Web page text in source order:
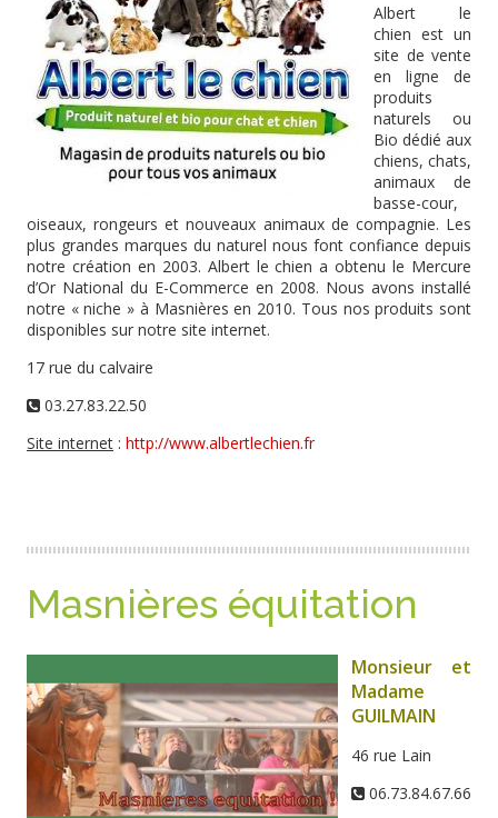
Albert le
chien est un
site de vente
en ligne de
produits
naturels ou
Bio dédié aux
chiens, chats,
animaux de
basse-cour,
oiseaux, rongeurs et nouveaux animaux de compagnie. Les
plus grandes marques du naturel nous font confiance depuis
notre création en 2003. Albert le chien a obtenu le Mercure
d’Or National du E-Commerce en 2008. Nous avons installé
notre « niche » à Masnières en 2010. Tous nos produits sont
disponibles sur notre site internet.
17 rue du calvaire
03.27.83.22.50
Site internet : http://www.albertlechien.fr
Masnières équitation
Monsieur et
Madame
GUILMAIN
46 rue Lain
06.73.84.67.66